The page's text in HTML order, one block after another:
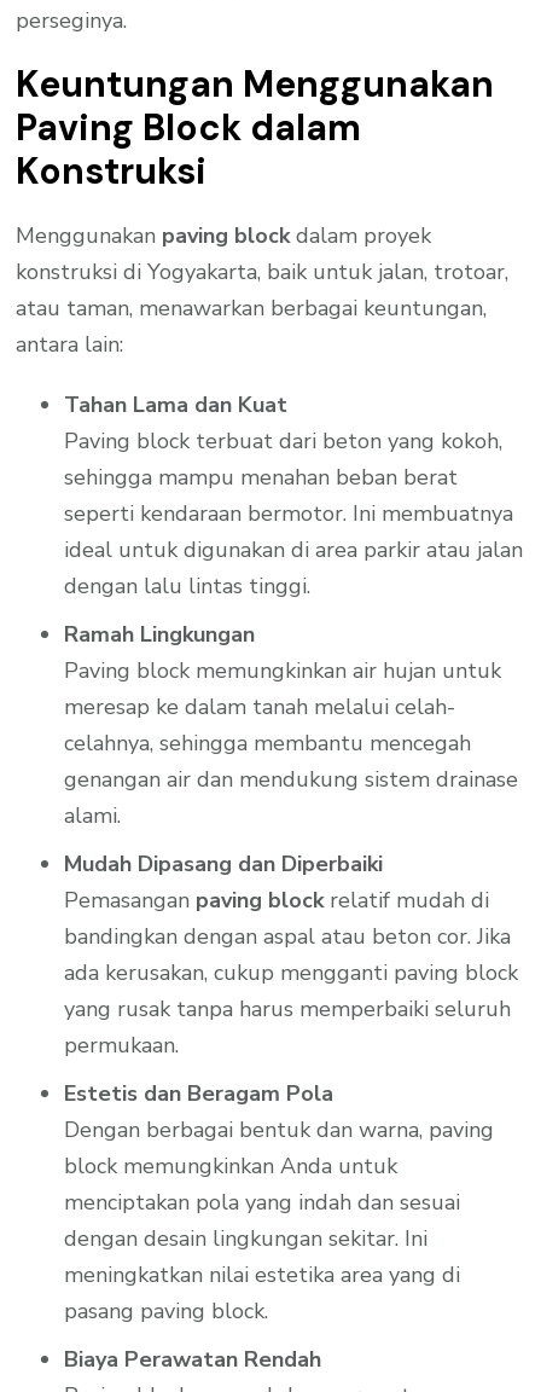
perseginya.
Keuntungan Menggunakan
Paving Block dalam
Konstruksi
Menggunakan paving blockdalam proyek
konstruksi di Yogyakarta, baik untuk jalan, trotoar,
atau taman, menawarkan berbagai keuntungan,
antara lain:
Tahan Lama dan Kuat
Paving block terbuat dari beton yang kokoh,
sehingga mampu menahan beban berat
seperti kendaraan bermotor. Ini membuatnya
ideal untuk digunakan di area parkir atau jalan
dengan lalu lintas tinggi.
Ramah Lingkungan
Paving block memungkinkan air hujan untuk
meresap ke dalam tanah melalui celah-
celahnya, sehingga membantu mencegah
genangan air dan mendukung sistem drainase
alami.
Mudah Dipasang dan Diperbaiki
Pemasangan paving blockrelatif mudah di
bandingkan dengan aspal atau beton cor. Jika
ada kerusakan, cukup mengganti paving block
yang rusak tanpa harus memperbaiki seluruh
permukaan.
Estetis dan Beragam Pola
Dengan berbagai bentuk dan warna, paving
block memungkinkan Anda untuk
menciptakan pola yang indah dan sesuai
dengan desain lingkungan sekitar. Ini
meningkatkan nilai estetika area yang di
pasang paving block.
Biaya Perawatan Rendah